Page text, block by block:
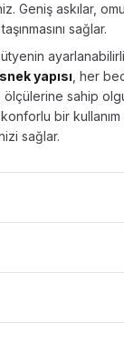
Geniş askılar,
sağlar.
yapısı , her
sahip
bir
sağlar.